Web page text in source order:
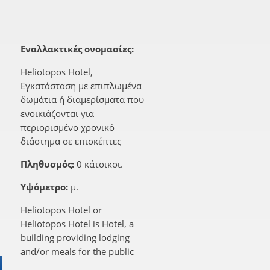
Εναλλακτικές ονομασίες:
Heliotopos Hotel,
Εγκατάσταση με επιπλωμένα
δωμάτια ή διαμερίσματα που
ενοικιάζονται για
περιορισμένο χρονικό
διάστημα σε επισκέπτες
Πληθυσμός: 0 κάτοικοι.
Υψόμετρο: μ.
Heliotopos Hotel or
Heliotopos Hotel is Hotel, a
building providing lodging
and/or meals for the public